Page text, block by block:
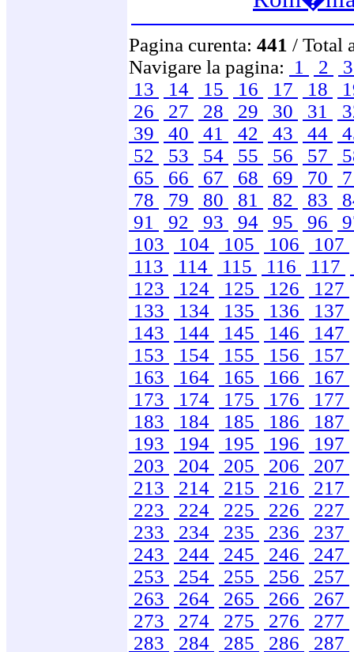
Pagina curenta: 441 / Total
Navigare la pagina: 1 2
13
14 15 16 17 18
26
27 28 29 30 31
39
40 41 42 43 44
52
53 54 55 56 57
65
66 67 68 69 70
78
79 80 81 82 83
91
92 93 94 95 96
103
104 105 106
107
113
114 115 116 117
123
124 125 126
127
133
134 135 136
137
143
144 145 146
147
153
154 155 156
157
163
164 165 166
167
173
174 175 176
177
183
184 185 186
187
193
194 195 196
197
203
204 205 206
207
213
214 215 216
217
223
224 225 226
227
233
234 235 236
237
243
244 245 246
247
253
254 255 256
257
263
264 265 266
267
273
274 275 276
277
283
284 285 286
287